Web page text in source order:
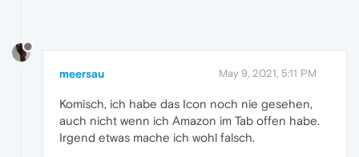
meersau May 9, 2021, 5:11 PM
Komisch, ich habe das Icon noch nie gesehen,
auch nicht wenn ich Amazon im Tab offen habe.
Irgend etwas mache ich wohl falsch.